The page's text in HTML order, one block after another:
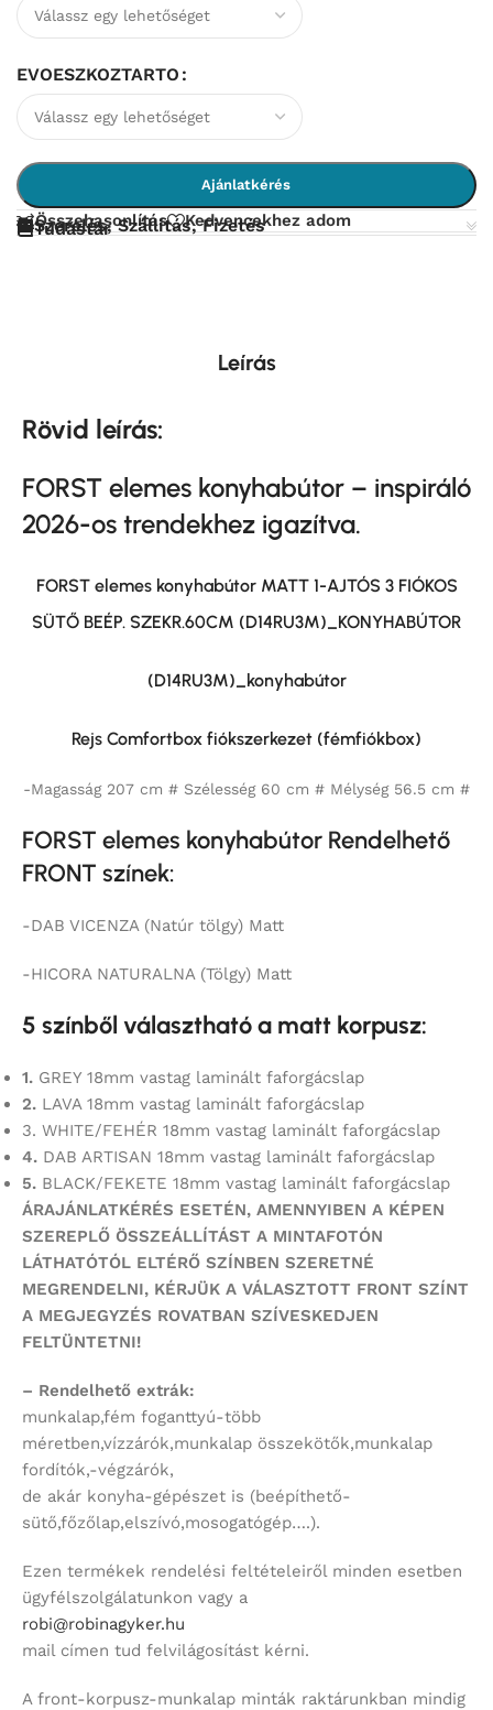
EVOESZKOZTARTO
Ajánlatkérés
Összehasonlítás Kedvencekhez adom
Szerelés, Szállítás, Fizetés
Tudástár
Leírás
Rövid leírás:
FORST elemes konyhabútor – inspiráló
2026-os trendekhez igazítva.
FORST elemes konyhabútor MATT 1-AJTÓS 3 FIÓKOS
SÜTŐ BEÉP. SZEKR.60CM (D14RU3M)_KONYHABÚTOR
(D14RU3M)_konyhabútor
Rejs Comfortbox fiókszerkezet (fémfiókbox)
-Magasság 207 cm # Szélesség 60 cm # Mélység 56.5 cm #
FORST elemes konyhabútor Rendelhető
FRONT színek:
-DAB VICENZA (Natúr tölgy) Matt
-HICORA NATURALNA (Tölgy) Matt
5 színből választható a matt korpusz:
1. GREY 18mm vastag laminált faforgácslap
2. LAVA 18mm vastag laminált faforgácslap
3. WHITE/FEHÉR 18mm vastag laminált faforgácslap
4. DAB ARTISAN 18mm vastag laminált faforgácslap
5. BLACK/FEKETE 18mm vastag laminált faforgácslap
ÁRAJÁNLATKÉRÉS ESETÉN, AMENNYIBEN A KÉPEN
SZEREPLŐ ÖSSZEÁLLÍTÁST A MINTAFOTÓN
LÁTHATÓTÓL ELTÉRŐ SZÍNBEN SZERETNÉ
MEGRENDELNI, KÉRJÜK A VÁLASZTOTT FRONT SZÍNT
A MEGJEGYZÉS ROVATBAN SZÍVESKEDJEN
FELTÜNTETNI!
– Rendelhető extrák:
munkalap,fém foganttyú-több
méretben,vízzárók,munkalap összekötők,munkalap
fordítók,-végzárók,
de akár konyha-gépészet is (beépíthető-
sütő,főzőlap,elszívó,mosogatógép….).
Ezen termékek rendelési feltételeiről minden esetben
ügyfélszolgálatunkon vagy a
robi@robinagyker.hu
mail címen tud felvilágosítást kérni.
A front-korpusz-munkalap minták raktárunkban mindig